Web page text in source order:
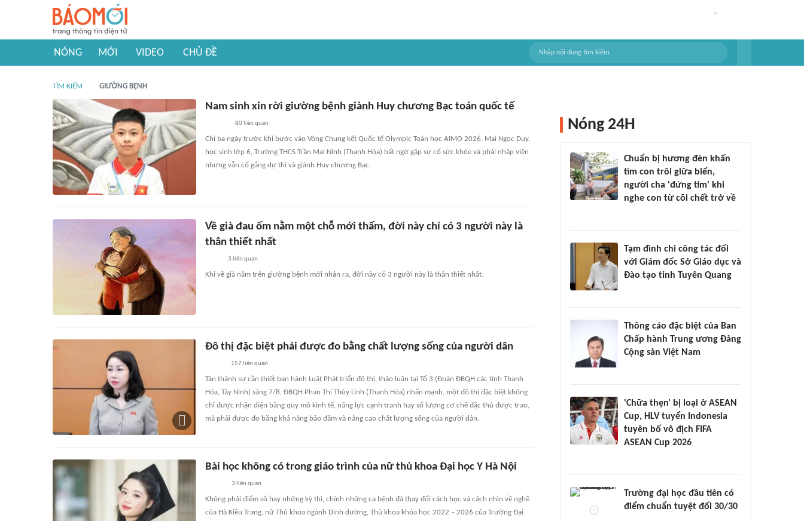
NÓNG MỚI VIDEO CHỦ ĐỀ
TÌM KIẾM GIƯỜNG BỆNH
Nam sinh xin rời giường bệnh giành Huy chương Bạc toán quốc tế
80liên quan
Chỉ ba ngày trước khi bước vào Vòng Chung kết Quốc tế Olympic Toán học AIMO 2026, Mai Ngọc Duy,
học sinh lớp 6, Trường THCS Trần Mai Ninh (Thanh Hóa) bất ngờ gặp sự cố sức khỏe và phải nhập viện
nhưng vẫn cố gắng dự thi và giành Huy chương Bạc.
Về già đau ốm nằm một chỗ mới thấm, đời này chỉ có 3 người này là
thân thiết nhất
3 liên quan
Khi về già nằm trên giường bệnh mới nhận ra, đời này có 3 người này là thân thiết nhất.
Đô thị đặc biệt phải được đo bằng chất lượng sống của người dân
157liên quan
Tán thành sự cần thiết ban hành Luật Phát triển đô thị, thảo luận tại Tổ 3 (Đoàn ĐBQH các tỉnh Thanh
Hóa, Tây Ninh) sáng 7/8, ĐBQH Phan Thị Thùy Linh (Thanh Hóa) nhấn mạnh, một đô thị đặc biệt không
chỉ được nhận diện bằng quy mô kinh tế, năng lực cạnh tranh hay số lượng cơ chế đặc thù được trao,
mà phải được đo bằng khả năng bảo đảm và nâng cao chất lượng sống của người dân.
Bài học không có trong giáo trình của nữ thủ khoa Đại học Y Hà Nội
3 liên quan
Không phải điểm số hay những kỳ thi, chính những ca bệnh đã thay đổi cách học và cách nhìn về nghề
của Hà Kiều Trang, nữ Thủ khoa ngành Dinh dưỡng, Thủ khoa khóa học 2022 – 2026 của Trường Đại
Nóng 24H
Chuẩn bị hương đèn khấn
tìm con trôi giữa biển,
người cha 'đứng tim' khi
nghe con từ cõi chết trở về
Tạm đình chỉ công tác đối
với Giám đốc Sở Giáo dục và
Đào tạo tỉnh Tuyên Quang
Thông cáo đặc biệt của Ban
Chấp hành Trung ương Đảng
Cộng sản Việt Nam
'Chữa thẹn' bị loại ở ASEAN
Cup, HLV tuyển Indonesia
tuyên bố vô địch FIFA
ASEAN Cup 2026
Trường đại học đầu tiên có
điểm chuẩn tuyệt đối 30/30